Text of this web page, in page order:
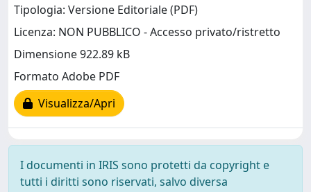
Tipologia: Versione Editoriale (PDF)
Licenza: NON PUBBLICO - Accesso privato/ristretto
Dimensione 922.89 kB
Formato Adobe PDF
Visualizza/Apri
I documenti in IRIS sono protetti da copyright e
tutti i diritti sono riservati, salvo diversa